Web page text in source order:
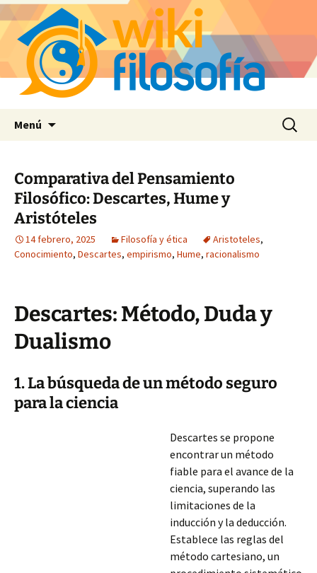
Menú Buscar:
Comparativa del Pensamiento
Filosófico: Descartes, Hume y
Aristóteles
14 febrero, 2025 Filosofía y ética Aristoteles,
Conocimiento, Descartes, empirismo, Hume, racionalismo
Descartes: Método, Duda y
Dualismo
1. La búsqueda de un método seguro
para la ciencia
Descartes se propone
encontrar un método
fiable para el avance de la
ciencia, superando las
limitaciones de la
inducción y la deducción.
Establece las reglas del
método cartesiano, un